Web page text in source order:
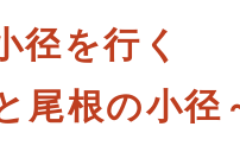
ジの
尾根の小径